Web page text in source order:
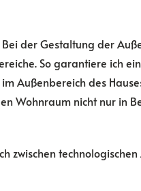
Bei der Gestaltung der
So garantiere ich
Außenbereich des
Wohnraum nicht nur in
zwischen